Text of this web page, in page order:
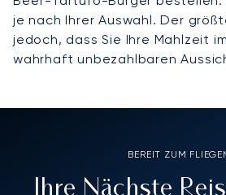
je nach Ihrer Auswahl. Der
jedoch, dass Sie Ihre Mahlzeit
wahrhaft unbezahlbaren
BEREIT ZUM
Ihre Nächste